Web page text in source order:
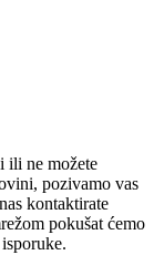
ili ne možete
pozivamo vas
kontaktirate
pokušat ćemo